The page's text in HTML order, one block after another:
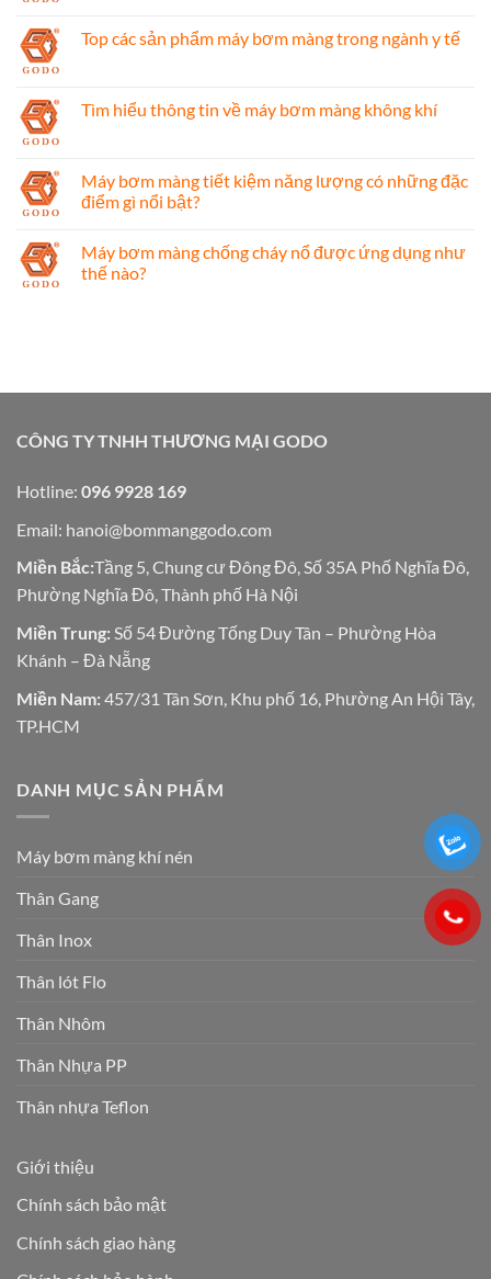
Top các sản phẩm máy bơm màng trong ngành y tế
Tìm hiểu thông tin về máy bơm màng không khí
Máy bơm màng tiết kiệm năng lượng có những đặc
điểm gì nổi bật?
Máy bơm màng chống cháy nổ được ứng dụng như
thế nào?
CÔNG TY TNHH THƯƠNG MẠI GODO
Hotline: 096 9928 169
Email: hanoi@bommanggodo.com
Miền Bắc:Tầng 5, Chung cư Đông Đô, Số 35A Phố Nghĩa Đô,
Phường Nghĩa Đô, Thành phố Hà Nội
Miền Trung: Số 54 Đường Tống Duy Tân – Phường Hòa
Khánh – Đà Nẵng
Miền Nam: 457/31 Tân Sơn, Khu phố 16, Phường An Hội Tây,
TP.HCM
DANH MỤC SẢN PHẨM
Máy bơm màng khí nén
Thân Gang
Thân Inox
Thân lót Flo
Thân Nhôm
Thân Nhựa PP
Thân nhựa Teflon
Giới thiệu
Chính sách bảo mật
Chính sách giao hàng